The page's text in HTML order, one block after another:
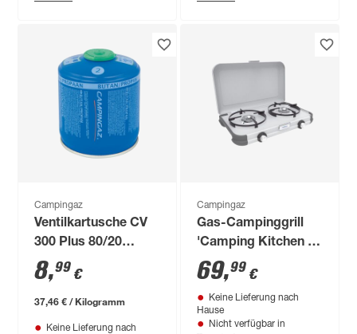
Campingaz
Ventilkartusche CV
300 Plus 80/20
Butan-/Propangasgemisch
240 g
8,99 €
37,46 € / Kilogramm
Keine Lieferung nach
Campingaz
Gas-Campinggrill
'Camping Kitchen 2'
2 x 2000 W
69,99 €
Keine Lieferung nach
Hause
Nicht verfügbar in